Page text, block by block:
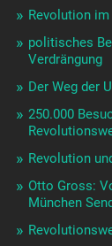
Revolution
politisches
Verdrängung
Der Weg der
250.000
Revolution
Otto Gross:
München